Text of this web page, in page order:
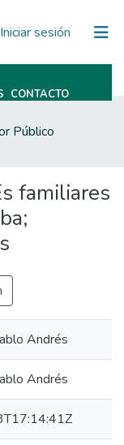
Iniciar sesión (current)
CONTACTO
Público
familiares
Andrés
Andrés